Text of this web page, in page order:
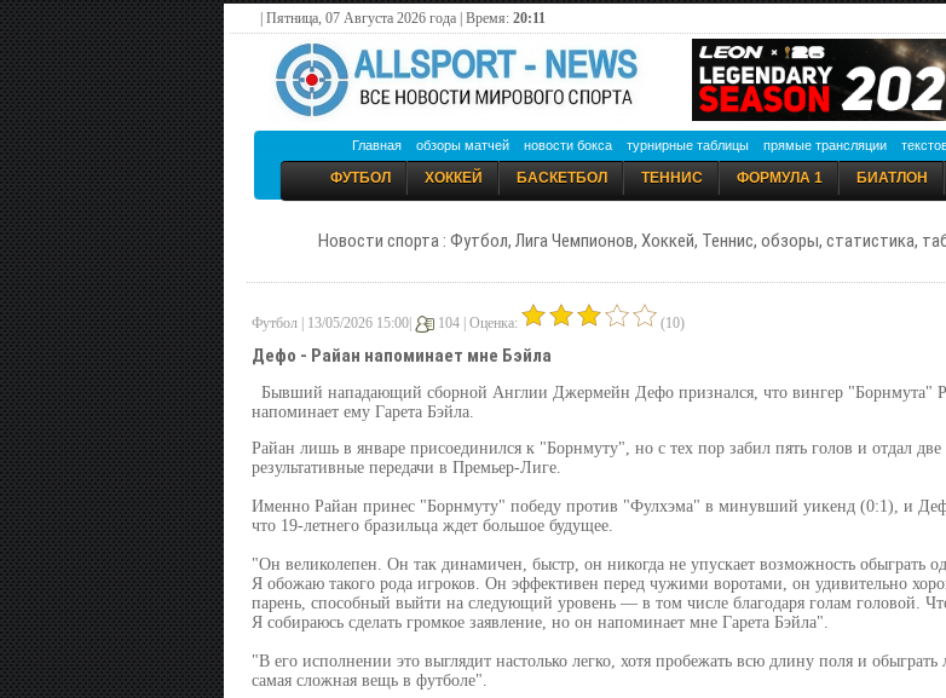
| Пятница, 07 Августа 2026 года | Время: 20:11
Главная обзоры матчей новости бокса турнирные таблицы прямые трансляции
ФУТБОЛ ХОККЕЙ БАСКЕТБОЛ ТЕННИС ФОРМУЛА 1 БИАТЛОН
Новости спорта : Футбол, Лига Чемпионов, Хоккей, Теннис, обзоры, статистика,
Футбол | 13/05/2026 15:00| 104 | Оценка: (10)
Дефо - Райан напоминает мне Бэйла
Бывший нападающий сборной Англии Джермейн Дефо признался, что вингер "Борнмута"
напоминает ему Гарета Бэйла.
Райан лишь в январе присоединился к "Борнмуту", но с тех пор забил пять голов и отдал две
результативные передачи в Премьер-Лиге.
Именно Райан принес "Борнмуту" победу против "Фулхэма" в минувший уикенд (0:1), и
что 19-летнего бразильца ждет большое будущее.
"Он великолепен. Он так динамичен, быстр, он никогда не упускает возможность обыграть
Я обожаю такого рода игроков. Он эффективен перед чужими воротами, он удивительно
парень, способный выйти на следующий уровень — в том числе благодаря голам головой.
Я собираюсь сделать громкое заявление, но он напоминает мне Гарета Бэйла".
"В его исполнении это выглядит настолько легко, хотя пробежать всю длину поля и
самая сложная вещь в футболе".